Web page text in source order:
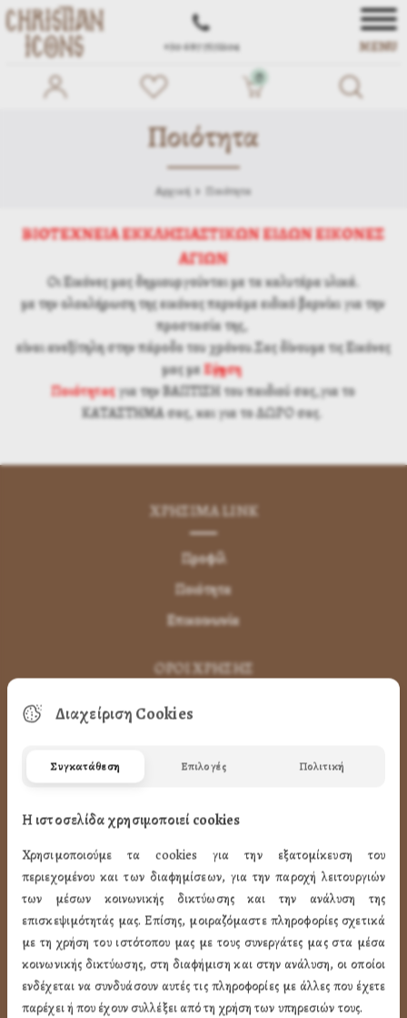
+30 697 7572104 MENU
0
Ποιότητα
Αρχική Ποιότητα
ΒΙΟΤΕΧΝΕΙΑ ΕΚΚΛΗΣΙΑΣΤΙΚΩΝ ΕΙΔΩΝ ΕΙΚΟΝΕΣ
ΑΓΙΩΝ
Οι Εικόνες μας δημιουργούνται με τα καλυτέρα υλικά.
με την ολοκλήρωση της εικόνας περνάμε ειδικό βερνίκι για την
προστασία της,
είναι ανεξίτηλη στην πάροδο του χρόνου.Σας δίνουμε τις Εικόνες
μας μεΕγγύηση
Ποιότηταςγια την ΒΑΠΤΙΣΗ του παιδιού σας,για το
ΚΑΤΑΣΤΗΜΑ σας, και για το ΔΩΡΟ σας.
ΧΡΗΣΙΜA LINK
Προφίλ
Ποιότητα
Επικοινωνία
ΌΡΟΙ ΧΡΉΣΗΣ
Πως Μπορώ να παραγγείλω
Μεταφορικά & Αντικαταβολή
Πως Ακυρώνω η Αλλάζω την Παραγγελία
LINK
ΤΑ ΠΡΟΪΟΝΤΑ ΜΑΣ
Εικόνες Αγίων
Εικόνες Παναγίας
Διαχείριση Cookies
Συγκατάθεση Επιλογές Πολιτική
Η ιστοσελίδα χρησιμοποιεί cookies
Χρησιμοποιούμε τα cookies για την εξατομίκευση του
περιεχομένου και των διαφημίσεων, για την παροχή λειτουργιών
των μέσων κοινωνικής δικτύωσης και την ανάλυση της
επισκεψιμότητάς μας. Επίσης, μοιραζόμαστε πληροφορίες σχετικά
με τη χρήση του ιστότοπου μας με τους συνεργάτες μας στα μέσα
κοινωνικής δικτύωσης, στη διαφήμιση και στην ανάλυση, οι οποίοι
ενδέχεται να συνδυάσουν αυτές τις πληροφορίες με άλλες που έχετε
παρέχει ή που έχουν συλλέξει από τη χρήση των υπηρεσιών τους.